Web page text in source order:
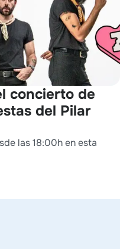
concierto de
del Pilar
las 18:00h en esta